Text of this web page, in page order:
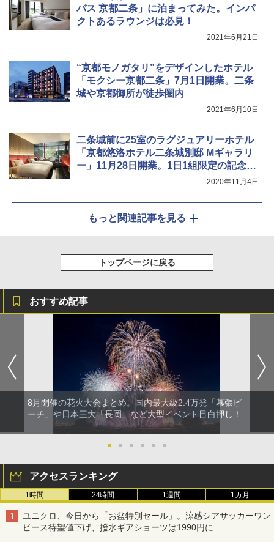
バス 京都二条」に泊まってみた。インパ
クトあるラウンジは必見！
2021年6月21日
“京都モノガタリ”をデザインしたホテル
「モクシー京都二条」7月1日開業。二条
城や京都御所が徒歩圏内
2021年6月10日
二条城前に25室のラグジュアリーホテル
「京都悠洛ホテル二条城別邸 Mギャラリ
ー」11月28日開業。1日1組限定の記念宿
2020年11月4日
もっと関連記事を見る
トップページに戻る
おすすめ記事
8月開催の花火大会まとめ。国内最大級2.4万発「幕張ビ
ーチ」や日本三大「長岡」など大型イベント目白押し！
● ● ● ● ● ●
アクセスランキング
1時間 24時間 1週間 1カ月
ユニクロ、今日から「お盆特別セール」。涼感シアサッカーワン
ピース待望値下げ、撥水ギアショーツは1990円に